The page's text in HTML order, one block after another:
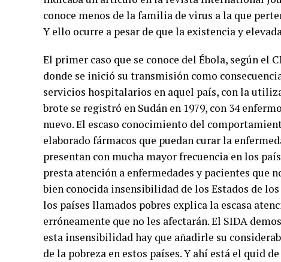
conoce menos de la familia de virus a la que
Y ello ocurre a pesar de que la existencia y
El primer caso que se conoce del Ébola, según el
donde se inició su transmisión como
servicios hospitalarios en aquel país, con la
brote se registró en Sudán en 1979, con 34
nuevo. El escaso conocimiento del
elaborado fármacos que puedan curar la
presentan con mucha mayor frecuencia en los
presta atención a enfermedades y pacientes que
bien conocida insensibilidad de los Estados de
los países llamados pobres explica la escasa
erróneamente que no les afectarán. El SIDA
esta insensibilidad hay que añadirle su
de la pobreza en estos países. Y ahí está el quid